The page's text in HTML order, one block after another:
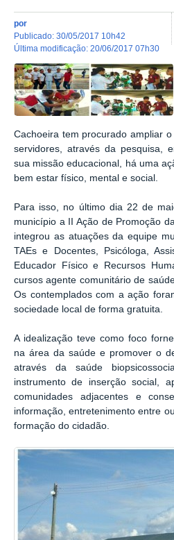
por
publicado: 30/05/2017 10h42
última modificação: 20/06/2017 07h30
Cachoeira tem procurado ampliar
servidores, através da pesquisa,
sua missãoeducacional, há uma
bem estar físico, mental e social.
Para isso, no último dia 22 de
município a II Ação de Promoção
integrou as atuações da equipe
TAEs e Docentes, Psicóloga,
Educador Físico e Recursos
cursos agente comunitário de
Os contemplados com a ação
sociedade local de forma gratuita.
A idealização teve como foco
na área da saúde e promover o
através da saúde
instrumento de inserção social,
comunidades adjacentes e
informação, entretenimento entre
formação do cidadão.